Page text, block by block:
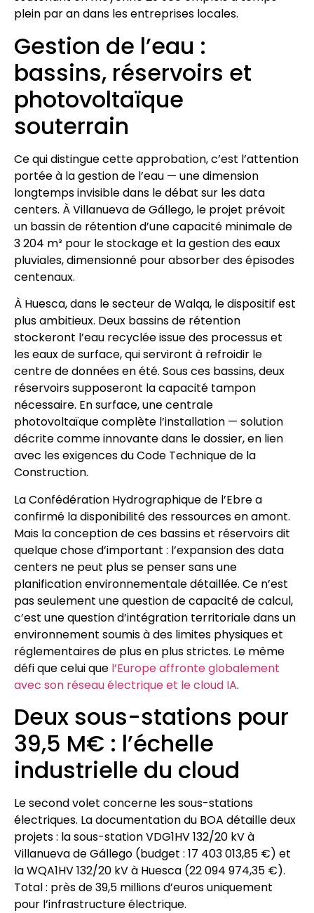
plein par an dans les entreprises locales.
Gestion de l’eau :
bassins, réservoirs et
photovoltaïque
souterrain
Ce qui distingue cette approbation, c’est l’attention
portée à la gestion de l’eau — une dimension
longtemps invisible dans le débat sur les data
centers. À Villanueva de Gállego, le projet prévoit
un bassin de rétention d’une capacité minimale de
3 204 m³ pour le stockage et la gestion des eaux
pluviales, dimensionné pour absorber des épisodes
centenaux.
À Huesca, dans le secteur de Walqa, le dispositif est
plus ambitieux. Deux bassins de rétention
stockeront l’eau recyclée issue des processus et
les eaux de surface, qui serviront à refroidir le
centre de données en été. Sous ces bassins, deux
réservoirs supposeront la capacité tampon
nécessaire. En surface, une centrale
photovoltaïque complète l’installation — solution
décrite comme innovante dans le dossier, en lien
avec les exigences du Code Technique de la
Construction.
La Confédération Hydrographique de l’Ebre a
confirmé la disponibilité des ressources en amont.
Mais la conception de ces bassins et réservoirs dit
quelque chose d’important : l’expansion des data
centers ne peut plus se penser sans une
planification environnementale détaillée. Ce n’est
pas seulement une question de capacité de calcul,
c’est une question d’intégration territoriale dans un
environnement soumis à des limites physiques et
réglementaires de plus en plus strictes. Le même
défi que celui que l’Europe affronte globalement
avec son réseau électrique et le cloud IA.
Deux sous-stations pour
39,5 M€ : l’échelle
industrielle du cloud
Le second volet concerne les sous-stations
électriques. La documentation du BOA détaille deux
projets : la sous-station VDG1HV 132/20 kV à
Villanueva de Gállego (budget : 17 403 013,85 €) et
la WQA1HV 132/20 kV à Huesca (22 094 974,35 €).
Total : près de 39,5 millions d’euros uniquement
pour l’infrastructure électrique.